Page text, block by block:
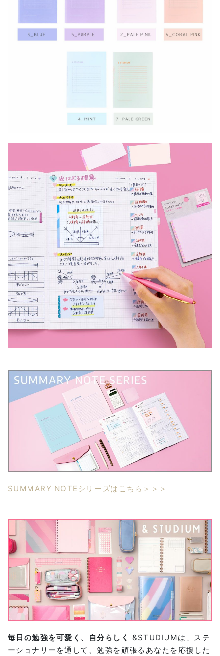
SUMMARY NOTEシリーズはこちら＞＞＞
毎日の勉強を可愛く、自分らしく &STUDIUMは、ステ
ーショナリーを通して、勉強を頑張るあなたを応援した